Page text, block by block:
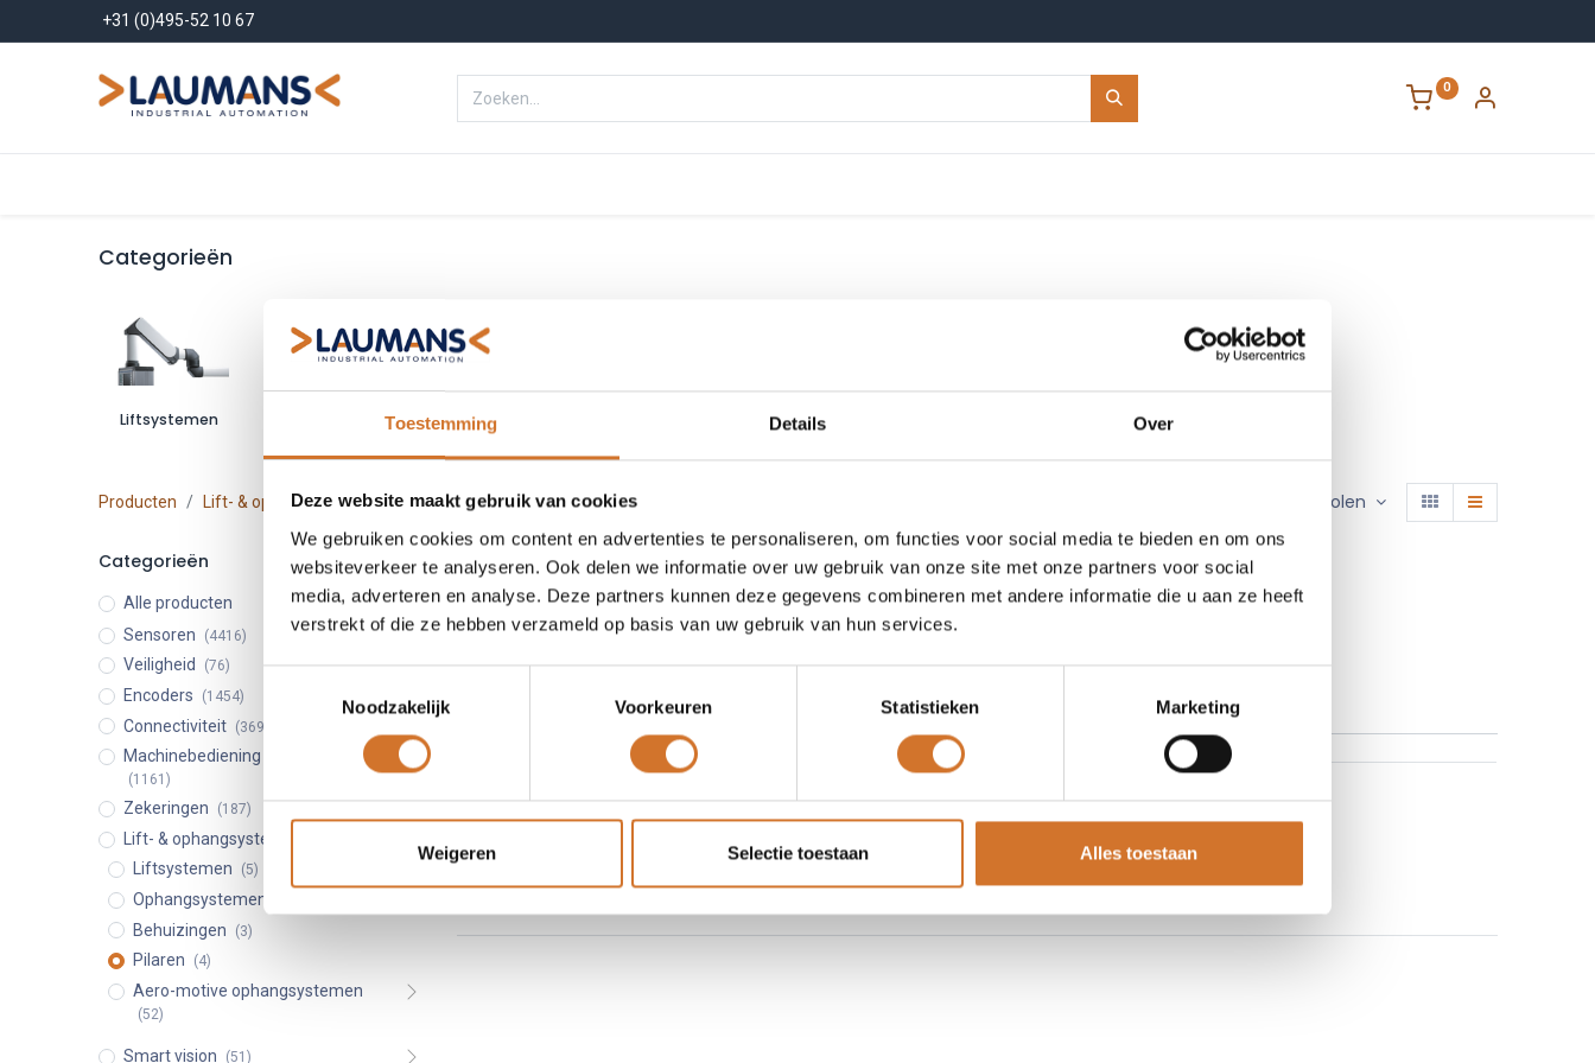
Toestemming Details Over
Deze website maakt gebruik van cookies
We gebruiken cookies om content en advertenties te personaliseren, om functies voor social media te bieden en om ons
websiteverkeer te analyseren. Ook delen we informatie over uw gebruik van onze site met onze partners voor social
media, adverteren en analyse. Deze partners kunnen deze gegevens combineren met andere informatie die u aan ze heeft
verstrekt of die ze hebben verzameld op basis van uw gebruik van hun services.
Noodzakelijk
Voorkeuren Statistieken Marketing
Weigeren Selectie toestaan Alles toestaan
+31 (0)495-52 10 67
0
Categorieën
Liftsystemen Ophangsystemen Behuizingen
Aero-motive
Producten Lift- & ophangsystemen Pilaren - 4 items Aanbevolen
Categorieën
Alle producten
Sensoren
(4416)
Veiligheid (76)
Encoders (1454)
Connectiviteit (3696)
Machinebediening & schakelaars
(1161)
Zekeringen (187)
Lift- & ophangsystemen
Liftsystemen (5)
Ophangsystemen
Behuizingen (3)
Pilaren (4)
Aero-motive ophangsystemen
(52)
Smart vision (51)
Artikelnummer :